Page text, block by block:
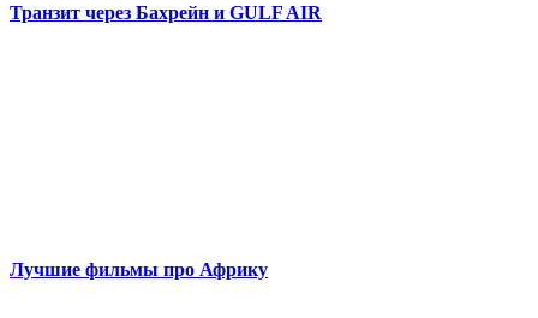
Транзит через Бахрейн и GULF AIR
Лучшие фильмы про Африку